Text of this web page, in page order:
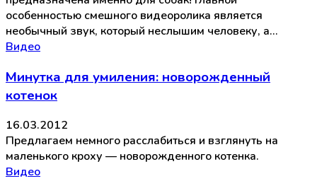
особенностью смешного видеоролика является
необычный звук, который неслышим человеку, а…
Видео
Минутка для умиления: новорожденный
котенок
16.03.2012
Предлагаем немного расслабиться и взглянуть на
маленького кроху — новорожденного котенка.
Видео